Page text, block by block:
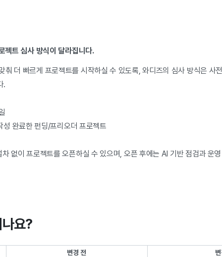
트 심사 방식이 달라집니다.
춰 더 빠르게 프로젝트를 시작하실 수 있도록, 와디즈의 심사 방식은 사
.
성 완료한 펀딩/프리오더 프로젝트
없이 프로젝트를 오픈하실 수 있으며, 오픈 후에는 AI 기반 점검과 운
요?
변경 전